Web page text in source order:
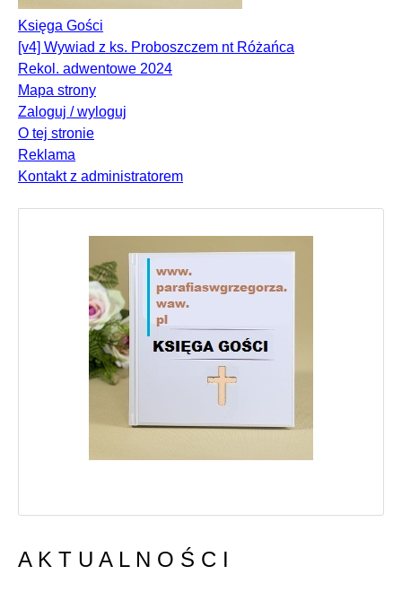
Księga Gości
[v4] Wywiad z ks. Proboszczem nt Różańca
Rekol. adwentowe 2024
Mapa strony
Zaloguj / wyloguj
O tej stronie
Reklama
Kontakt z administratorem
A K T U A L N O Ś C I